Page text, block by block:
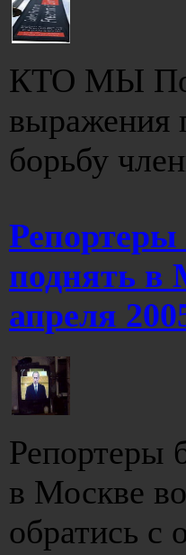
КТО МЫ
выражения
борьбу
Репортеры
поднять в
апреля
Репортеры
в Москве
обратись